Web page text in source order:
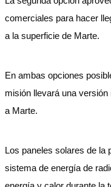
comerciales para hacer
a la superficie de Marte.
En ambas opciones
misión llevará una
a Marte.
Los paneles solares de la
sistema de energía de